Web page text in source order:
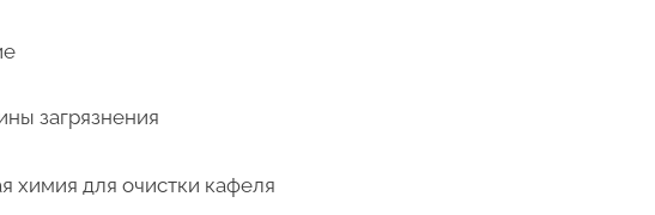
загрязнения
химия для очистки кафеля